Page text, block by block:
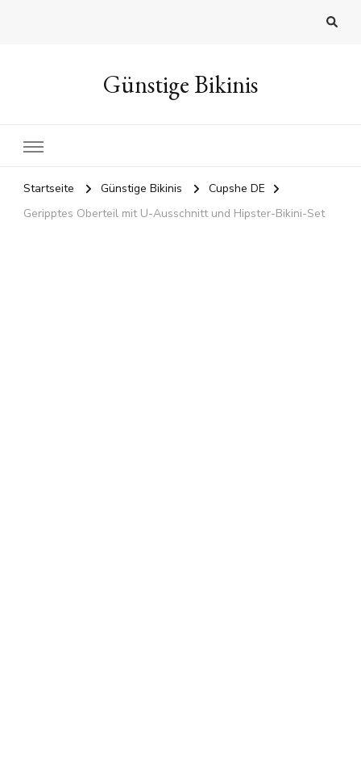
Günstige Bikinis
Startseite Günstige Bikinis
Cupshe DE
Geripptes Oberteil mit U-Ausschnitt und Hipster-Bikini-Set